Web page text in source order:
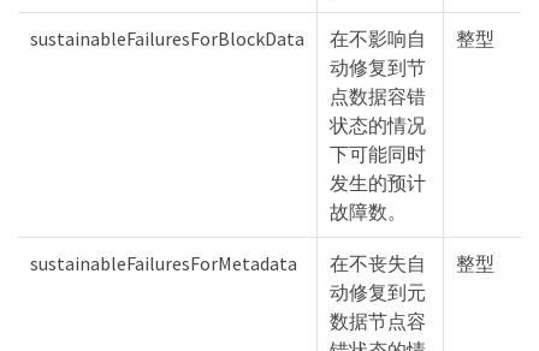
sustainableFailuresForBlockData
在不影响自
动修复到节
点数据容错
状态的情况
下可能同时
发生的预计
故障数。
整型
sustainableFailuresForMetadata
在不丧失自
动修复到元
数据节点容
整型